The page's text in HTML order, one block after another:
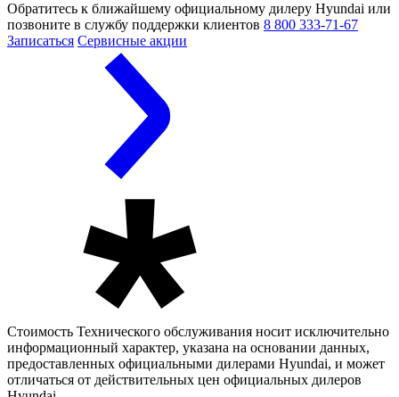
Обратитесь к ближайшему официальному дилеру Hyundai или
позвоните в службу поддержки клиентов 8 800 333-71-67
Записаться Сервисные акции
Стоимость Технического обслуживания носит исключительно
информационный характер, указана на основании данных,
предоставленных официальными дилерами Hyundai, и может
отличаться от действительных цен официальных дилеров